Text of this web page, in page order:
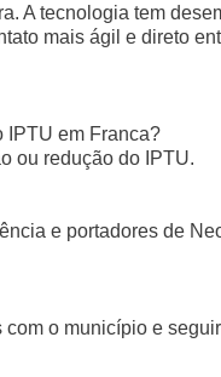
A tecnologia tem
mais ágil e direto
IPTU em Franca?
ou redução do IPTU.
e portadores de
o município e